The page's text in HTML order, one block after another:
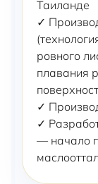
Таиланде
✓
ровного
плавания
✓
✓
— начало